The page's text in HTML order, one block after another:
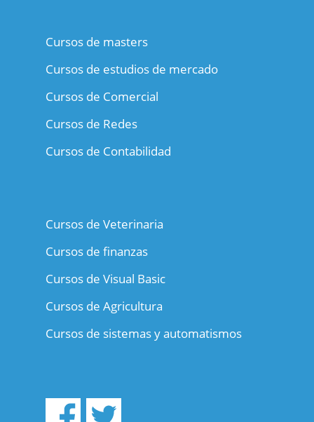
Cursos de masters
Cursos de estudios de mercado
Cursos de Comercial
Cursos de Redes
Cursos de Contabilidad
Cursos de Veterinaria
Cursos de finanzas
Cursos de Visual Basic
Cursos de Agricultura
Cursos de sistemas y automatismos